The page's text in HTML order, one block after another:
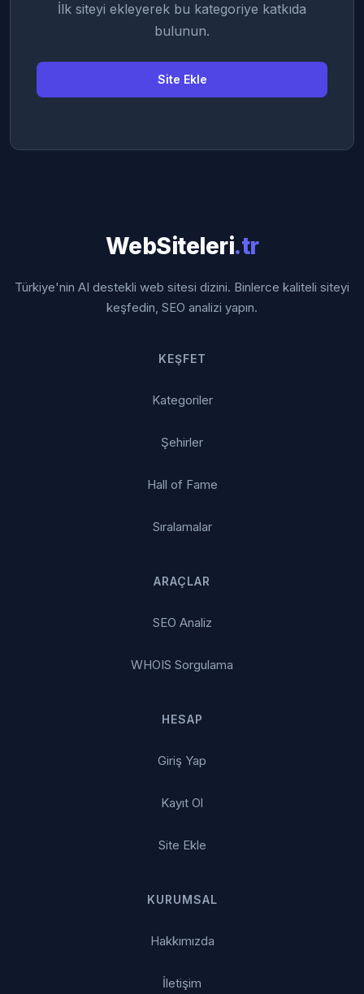
İlk siteyi ekleyerek bu kategoriye katkıda
bulunun.
Site Ekle
WebSiteleri.tr
Türkiye'nin AI destekli web sitesi dizini. Binlerce kaliteli siteyi
keşfedin, SEO analizi yapın.
KEŞFET
Kategoriler
Şehirler
Hall of Fame
Sıralamalar
ARAÇLAR
SEO Analiz
WHOIS Sorgulama
HESAP
Giriş Yap
Kayıt Ol
Site Ekle
KURUMSAL
Hakkımızda
İletişim